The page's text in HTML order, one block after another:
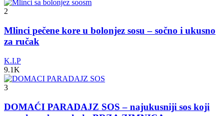
2
Mlinci pečene kore u bolonjez sosu – sočno i ukusno
za ručak
K.I.P
9.1K
3
DOMAĆI PARADAJZ SOS – najukusniji sos koji